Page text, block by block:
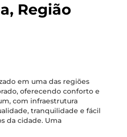
Região
em uma das regiões
oferecendo conforto e
com infraestrutura
tranquilidade e fácil
da cidade. Uma